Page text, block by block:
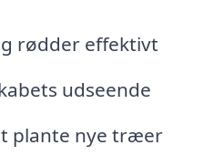
rødder effektivt
udseende
plante nye træer